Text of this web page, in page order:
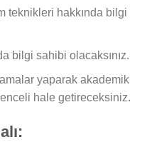
teknikleri hakkında bilgi
bilgi sahibi olacaksınız.
yaparak akademik
hale getireceksiniz.